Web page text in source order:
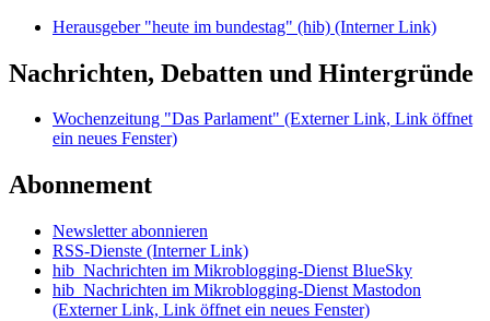
Herausgeber "heute im bundestag" (hib) (Interner Link)
Nachrichten, Debatten und Hintergründe
Wochenzeitung "Das Parlament" (Externer Link, Link öffnet
ein neues Fenster)
Abonnement
Newsletter abonnieren
RSS-Dienste (Interner Link)
hib_Nachrichten im Mikroblogging-Dienst BlueSky
hib_Nachrichten im Mikroblogging-Dienst Mastodon
(Externer Link, Link öffnet ein neues Fenster)